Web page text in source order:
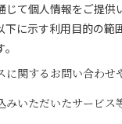
じて個人情報をご提供
下に示す利用目的の範
に関するお問い合わせ
みいただいたサービス